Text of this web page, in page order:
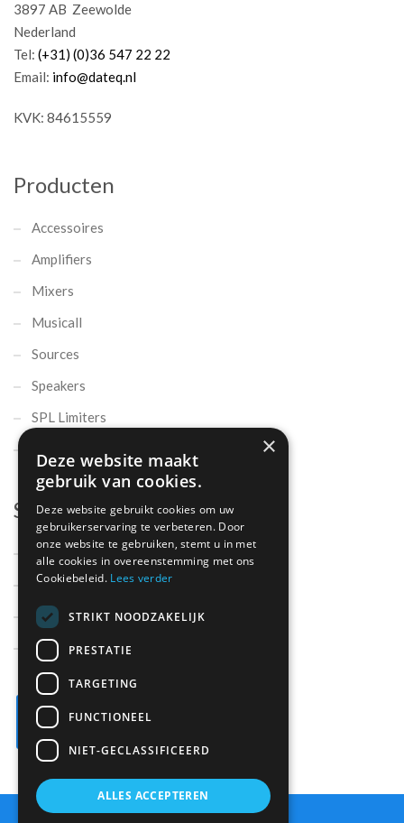
3897 AB Zeewolde
Nederland
Tel: (+31) (0)36 547 22 22
Email: info@dateq.nl
KVK: 84615559
Producten
Accessoires
Amplifiers
Mixers
Musicall
Sources
Speakers
SPL Limiters
Support
Support
Contact
Onderdelen
Over ons
Sitemap
×
Deze website maakt
gebruik van cookies.
Deze website gebruikt cookies om uw
gebruikerservaring te verbeteren. Door
onze website te gebruiken, stemt u in met
alle cookies in overeenstemming met ons
Cookiebeleid. Lees verder
STRIKT NOODZAKELIJK
PRESTATIE
TARGETING
FUNCTIONEEL
NIET-GECLASSIFICEERD
ALLES ACCEPTEREN